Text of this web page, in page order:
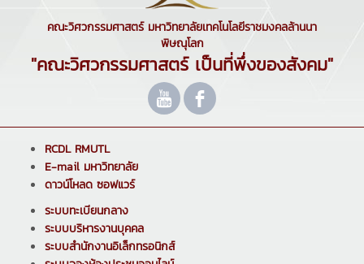
คณะวิศวกรรมศาสตร์ มหาวิทยาลัยเทคโนโลยีราชมงคลล้านนา
พิษณุโลก
"คณะวิศวกรรมศาสตร์ เป็นที่พึ่งของสังคม"
RCDL RMUTL
E-mail มหาวิทยาลัย
ดาวน์โหลด ซอฟแวร์
ระบบทะเบียนกลาง
ระบบบริหารงานบุคคล
ระบบสำนักงานอิเล็กทรอนิกส์